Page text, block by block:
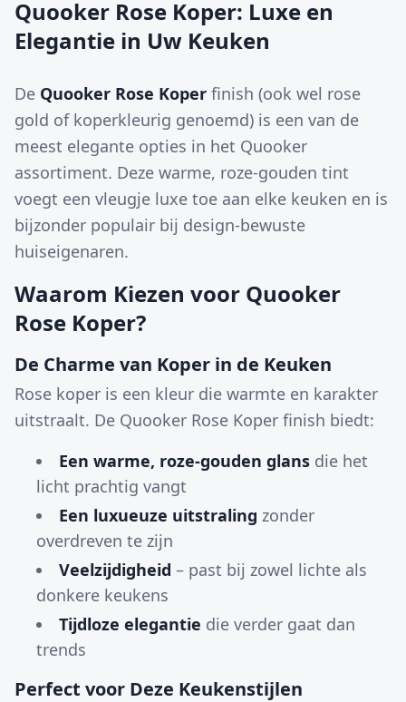
Quooker Rose Koper: Luxe en
Elegantie in Uw Keuken
De Quooker Rose Koper finish (ook wel rose
gold of koperkleurig genoemd) is een van de
meest elegante opties in het Quooker
assortiment. Deze warme, roze-gouden tint
voegt een vleugje luxe toe aan elke keuken en is
bijzonder populair bij design-bewuste
huiseigenaren.
Waarom Kiezen voor Quooker
Rose Koper?
De Charme van Koper in de Keuken
Rose koper is een kleur die warmte en karakter
uitstraalt. De Quooker Rose Koper finish biedt:
Een warme, roze-gouden glans die het
licht prachtig vangt
Een luxueuze uitstraling zonder
overdreven te zijn
Veelzijdigheid – past bij zowel lichte als
donkere keukens
Tijdloze elegantie die verder gaat dan
trends
Perfect voor Deze Keukenstijlen